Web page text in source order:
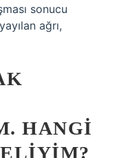
sonucu
ağrı,
HANGI